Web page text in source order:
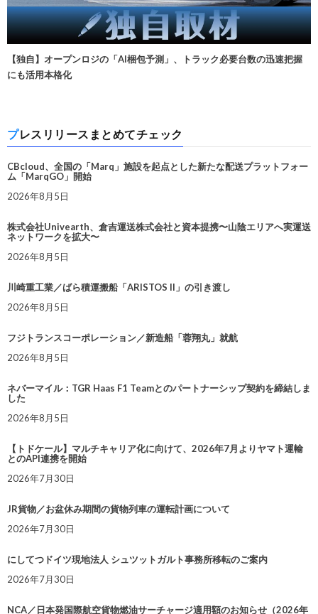
【独自】オープンロジの「AI梱包予測」、トラック必要台数の迅速把握
にも活用本格化
プレスリリースまとめてチェック
CBcloud、全国の「Marq」施設を起点とした新たな配送プラットフォー
ム「MarqGO」開始
2026年8月5日
株式会社Univearth、倉吉運送株式会社と資本提携〜山陰エリアへ実運送
ネットワークを拡大〜
2026年8月5日
川崎重工業／ばら積運搬船「ARISTOS II」の引き渡し
2026年8月5日
フジトランスコーポレーション／新造船「蓉翔丸」就航
2026年8月5日
ネバーマイル：TGR Haas F1 Teamとのパートナーシップ契約を締結しま
した
2026年8月5日
【トドケール】マルチキャリア化に向けて、2026年7月よりヤマト運輸
とのAPI連携を開始
2026年7月30日
JR貨物／お盆休み期間の貨物列車の運転計画について
2026年7月30日
にしてつドイツ現地法人 シュツットガルト事務所移転のご案内
2026年7月30日
NCA／日本発国際航空貨物燃油サーチャージ適用額のお知らせ（2026年